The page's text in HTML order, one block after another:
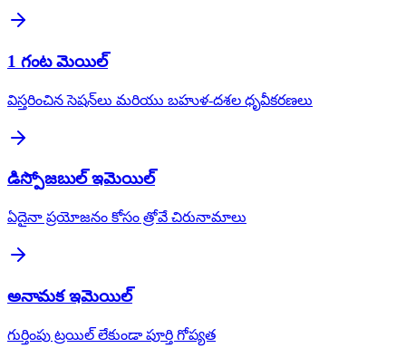
1 గంట మెయిల్
విస్తరించిన సెషన్‌లు మరియు బహుళ-దశల ధృవీకరణలు
డిస్పోజబుల్ ఇమెయిల్
ఏదైనా ప్రయోజనం కోసం త్రోవే చిరునామాలు
అనామక ఇమెయిల్
గుర్తింపు ట్రయిల్ లేకుండా పూర్తి గోప్యత